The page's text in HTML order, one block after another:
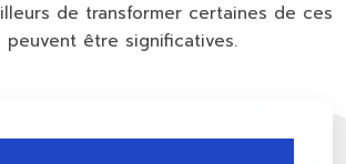
de transformer certaines de ces
peuvent être significatives.